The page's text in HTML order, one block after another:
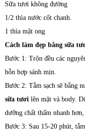
Sữa tươi không đường
1/2 thìa nước cốt chanh.
1 thìa mật ong
Cách làm đẹp bằng sữa
Bước 1: Trộn đều các
hỗn hợp sánh mịn.
Bước 2: Tắm sạch sẽ bằng
sữa tươi lên mặt và body.
dưỡng chất thấm nhanh
Bước 3: Sau 15-20 phút,